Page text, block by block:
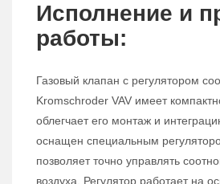
Исполнение и
работы:
Газовый клапан с регулятором
Kromschroder VAV имеет
облегчает его монтаж и
оснащен специальным
позволяет точно управлять
воздуха. Регулятор работает на